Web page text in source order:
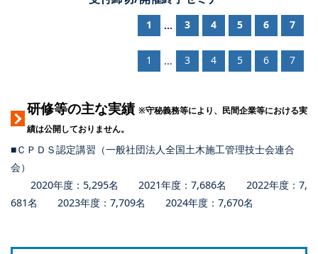
1 ... 3 4 5 6 7
1 ... 3 4 5 6 7
研修等の主な実績 ※守秘義務等により、民間企業等における実
績は公開しておりません。
■ＣＰＤＳ認定講習（一般社団法人全国土木施工管理技士会連合
会）
2020年度：5,295名 2021年度：7,686名 2022年度：7,
681名 2023年度：7,709名 2024年度：7,670名